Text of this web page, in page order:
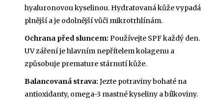
hyaluronovou kyselinou. Hydratovaná kůže vypadá
plnější a je odolnější vůči mikrotrhlínám.
Ochrana před sluncem: Používejte SPF každý den.
UV záření je hlavním nepřítelem kolagenu a
způsobuje premature stárnutí kůže.
Balancovaná strava: Jezte potraviny bohaté na
antioxidanty, omega-3 mastné kyseliny a bílkoviny.